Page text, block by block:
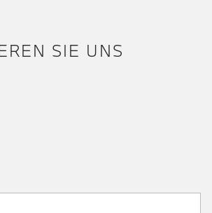
SIE UNS